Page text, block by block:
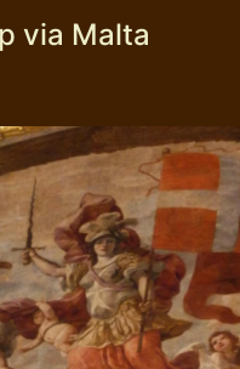
via Malta